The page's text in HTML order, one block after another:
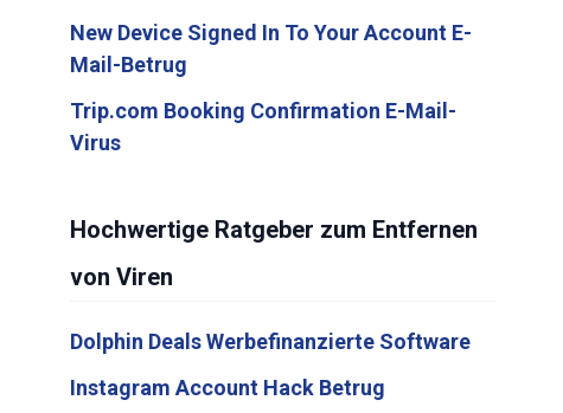
New Device Signed In To Your Account E-
Mail-Betrug
Trip.com Booking Confirmation E-Mail-
Virus
Hochwertige Ratgeber zum Entfernen
von Viren
Dolphin Deals Werbefinanzierte Software
Instagram Account Hack Betrug